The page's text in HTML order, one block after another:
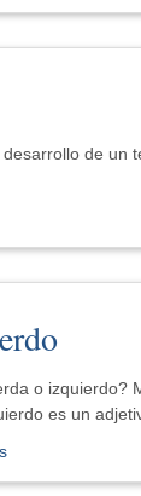
de un
o izquierdo?
es un